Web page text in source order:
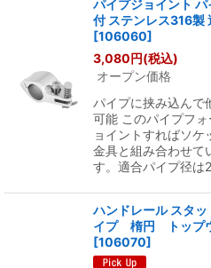
パイプジョイント
付 ステンレス316
[106060]
3,080円(税込)
オープン価格
パイプに挟み込んで
可能 このパイプフ
ョイントすればソ
金具と組み合わせて
す。適合パイプ径は
ハンドレール スタ
イプ 楕円 トップ
[106070]